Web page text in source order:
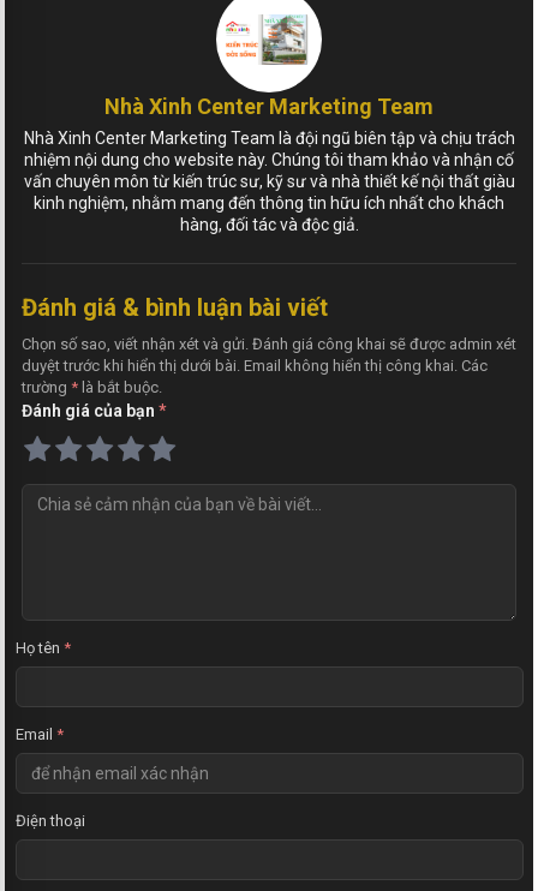
Nhà Xinh Center Marketing Team
Nhà Xinh Center Marketing Team là đội ngũ biên tập và chịu trách
nhiệm nội dung cho website này. Chúng tôi tham khảo và nhận cố
vấn chuyên môn từ kiến trúc sư, kỹ sư và nhà thiết kế nội thất giàu
kinh nghiệm, nhằm mang đến thông tin hữu ích nhất cho khách
hàng, đối tác và độc giả.
Đánh giá & bình luận bài viết
Chọn số sao, viết nhận xét và gửi. Đánh giá công khai sẽ được admin xét
duyệt trước khi hiển thị dưới bài. Email không hiển thị công khai. Các
trường * là bắt buộc.
Đánh giá của bạn *
Họ tên *
Email *
Điện thoại